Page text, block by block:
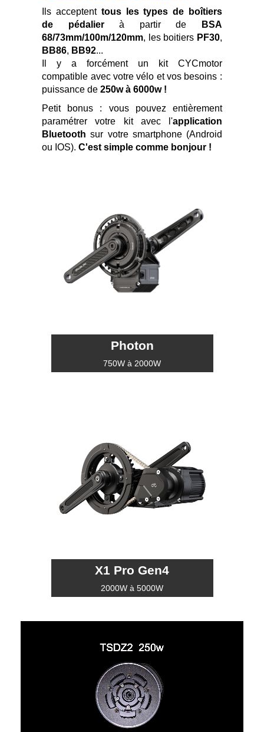
Ils acceptent tous les types de boîtiers
de pédalierà partir de
BSA
68/73mm/100m/120mm, les boitiers PF30,
BB86, BB92...
Il y a forcément un kit CYCmotor
compatible avec votre vélo et vos besoins :
puissance de250w à 6000w !
Petit bonus : vous pouvez entièrement
paramétrer votre kit avec l'application
Bluetooth sur votre smartphone (Android
ou IOS).C'est simple comme bonjour !
Photon
750W à 2000W
X1 Pro Gen4
2000W à 5000W